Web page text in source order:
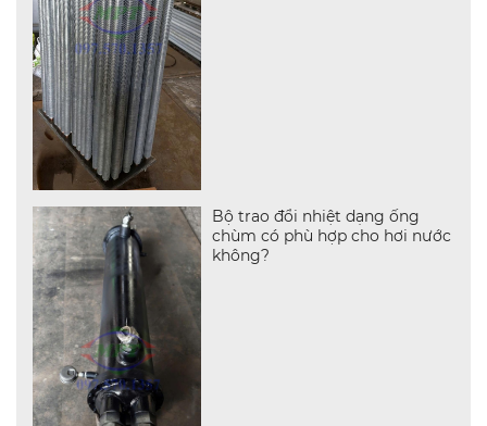
Bộ trao đổi nhiệt dạng ống
chùm có phù hợp cho hơi nước
không?